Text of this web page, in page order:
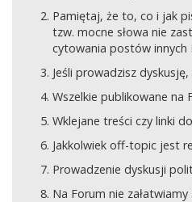
Pamiętaj, że to, co i jak
tzw. mocne słowa nie
cytowania postów innych
Jeśli prowadzisz
Wszelkie publikowane
Wklejane treści czy linki
Jakkolwiek off-topic jest
Prowadzenie dyskusji
Na Forum nie